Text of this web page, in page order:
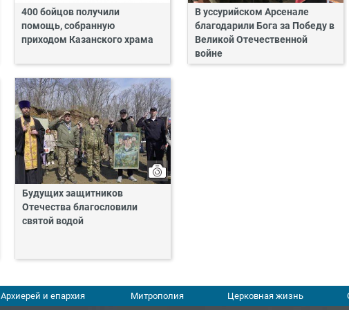
400 бойцов получили
помощь, собранную
приходом Казанского храма
В уссурийском Арсенале
благодарили Бога за Победу в
Великой Отечественной
войне
Будущих защитников
Отечества благословили
святой водой
Архиерей и епархия Митрополия Церковная жизнь